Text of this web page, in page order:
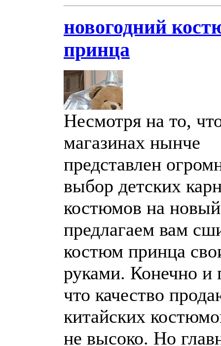
новогодний
принца
Несмотря на то,
магазинах нынче
представлен
выбор детских
костюмов на
предлагаем вам
костюм принца
руками. Конечно и
что качество
китайских
не высоко. Но